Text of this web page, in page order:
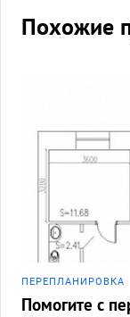
Похожие
ПЕРЕПЛАНИРОВКА
Помогите с